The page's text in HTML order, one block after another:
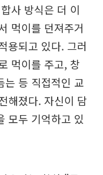
사 방식은 더 이
먹이를 던져주거
용되고 있다. 그러
먹이를 주고, 창
는 등 직접적인 교
해졌다. 자신이 담
모두 기억하고 있